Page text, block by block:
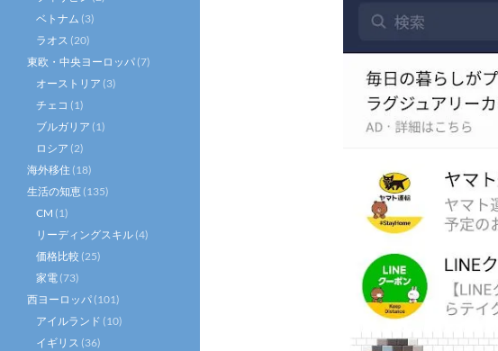
ベトナム (3)
ラオス (20)
東欧・中央ヨーロッパ (7)
オーストリア (3)
チェコ (1)
ブルガリア (1)
ロシア (2)
海外移住 (18)
生活の知恵 (135)
CM (1)
リーディングスキル (4)
価格比較 (25)
家電 (73)
西ヨーロッパ (101)
アイルランド (10)
イギリス (36)